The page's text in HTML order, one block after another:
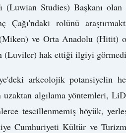
(Luwian Studies) Başkanı
Çağı'ndaki rolünü
(Miken) ve Orta Anadolu (Hitit)
(Luviler) hak ettiği ilgiyi
arkeolojik potansiyelin
uzaktan algılama yöntemleri,
tescillenmemiş höyük,
Cumhuriyeti Kültür ve